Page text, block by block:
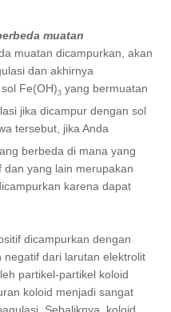
muatan
muatan dicampurkan, akan
dan akhirnya
Fe(OH)3 yang bermuatan
jika dicampur dengan sol
tersebut, jika Anda
berbeda di mana yang
yang lain merupakan
karena dapat
dicampurkan dengan
dari larutan elektrolit
partikel-partikel koloid
koloid menjadi sangat